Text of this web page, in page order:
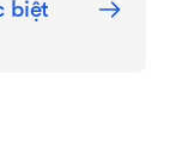
biệt